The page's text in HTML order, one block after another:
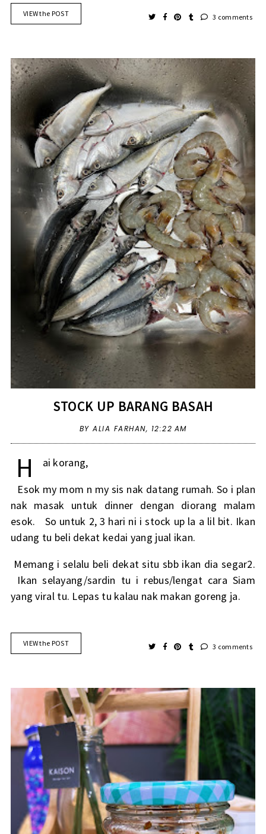
VIEW the POST 3 comments
STOCK UP BARANG BASAH
BY ALIA FARHAN, 12:22 AM
H
ai korang,
Esok my mom n my sis nak datang rumah. So i plan
nak masak untuk dinner dengan diorang malam
esok. So untuk 2, 3 hari ni i stock up la a lil bit. Ikan
udang tu beli dekat kedai yang jual ikan.
Memang i selalu beli dekat situ sbb ikan dia segar2.
Ikan selayang/sardin tu i rebus/lengat cara Siam
yang viral tu. Lepas tu kalau nak makan goreng ja.
VIEW the POST 3 comments